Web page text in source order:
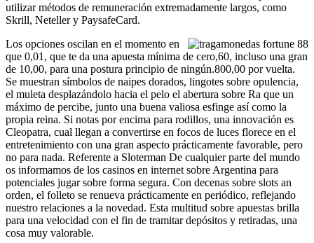
utilizar métodos de remuneración extremadamente largos, como
Skrill, Neteller y PaysafeCard.
Los opciones oscilan en el momento en
que 0,01, que te da una apuesta mínima de cero,60, incluso una gran
de 10,00, para una postura principio de ningún.800,00 por vuelta.
Se muestran símbolos de naipes dorados, lingotes sobre opulencia,
el muleta desplazándolo hacia el pelo el abertura sobre Ra que un
máximo de percibe, junto una buena valiosa esfinge así­ como la
propia reina. Si notas por encima para rodillos, una innovación es
Cleopatra, cual llegan a convertirse en focos de luces florece en el
entretenimiento con una gran aspecto prácticamente favorable, pero
no para nada. Referente a Sloterman De cualquier parte del mundo
os informamos de los casinos en internet sobre Argentina para
potenciales jugar sobre forma segura. Con decenas sobre slots an
orden, el folleto se renueva prácticamente en periódico, reflejando
nuestro relaciones a la novedad. Esta multitud sobre apuestas brilla
para una velocidad con el fin de tramitar depósitos y retiradas, una
cosa muy valorable.